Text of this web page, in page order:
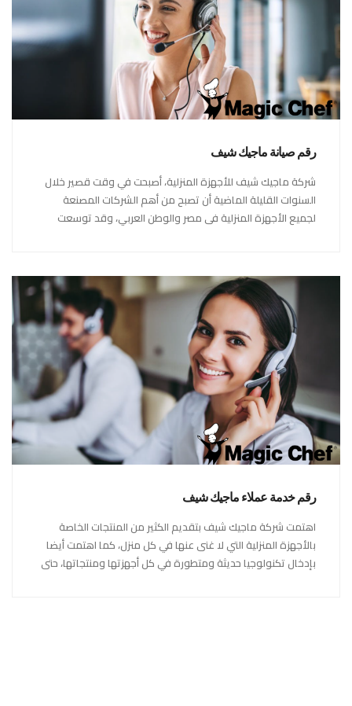
رقم صيانة ماجيك شيف
شركة ماجيك شيف للأجهزة المنزلية، أصبحت في وقت قصير خلال
السنوات القليلة الماضية أن تصبح من أهم الشركات المصنعة
لجميع الأجهزة المنزلية فى مصر والوطن العربي، وقد توسعت
رقم خدمة عملاء ماجيك شيف
اهتمت شركة ماجيك شيف بتقديم الكثير من المنتجات الخاصة
بالأجهزة المنزلية التي لا غنى عنها في كل منزل، كما اهتمت أيضا
بإدخال تكنولوجيا حديثة ومتطورة في كل أجهزتها ومنتجاتها، حتى